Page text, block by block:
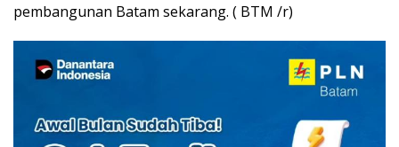
pembangunan Batam sekarang. ( BTM /r)